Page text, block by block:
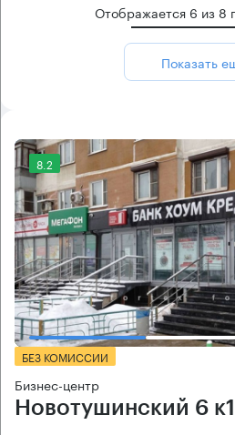
Отображается 6 из 8
Показать
8.2
БЕЗ КОМИССИИ
Бизнес-центр
Новотушинский 6 к1